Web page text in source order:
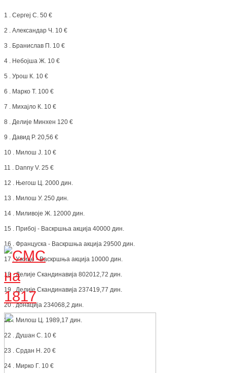
1 . Сергеј С. 50 €
2 . Александар Ч. 10 €
3 . Бранислав П. 10 €
4 . Небојша Ж. 10 €
5 . Урош К. 10 €
6 . Марко Т. 100 €
7 . Михајло К. 10 €
8 . Делије Минхен 120 €
9 . Давид Р. 20,56 €
10 . Милош Ј. 10 €
11 . Danny V. 25 €
12 . Његош Ц. 2000 дин.
13 . Милош У. 250 дин.
14 . Миливоје Ж. 12000 дин.
15 . Прибој - Васкршња акција 40000 дин.
16 . Француска - Васкршња акција 29500 дин.
17 . Ужице - Васкршња акција 10000 дин.
18 . Делије Скандинавија 802012,72 дин.
19 . Делије Скандинавија 237419,77 дин.
20 . донација 234068,2 дин.
21 . Милош Ц. 1989,17 дин.
22 . Душан С. 10 €
23 . Срдан Н. 20 €
24 . Мирко Г. 10 €